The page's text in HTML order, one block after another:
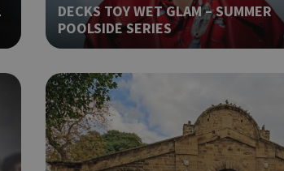
DECKS ΤΟΥ WET GLAM – SUMMER
POOLSIDE SERIES
από εφαρμογές που
Πρόκειται για ένα
σκοπού που
Συνήθως είναι
δημιουργείται, ο
να είναι
αλλά ένα καλό
της κατάστασης
μεταξύ σελίδων.